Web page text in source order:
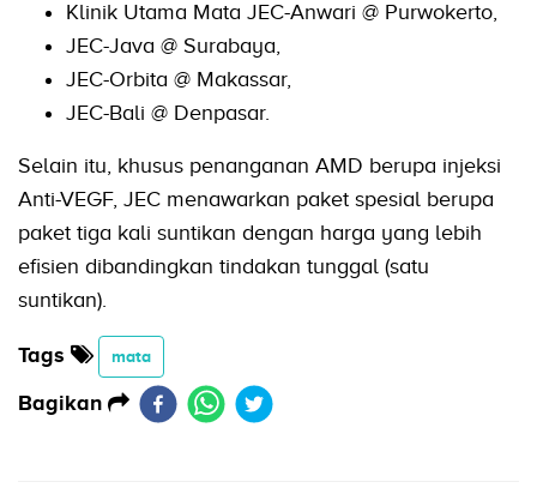
Klinik Utama Mata JEC-Anwari @ Purwokerto,
JEC-Java @ Surabaya,
JEC-Orbita @ Makassar,
JEC-Bali @ Denpasar.
Selain itu, khusus penanganan AMD berupa injeksi
Anti-VEGF, JEC menawarkan paket spesial berupa
paket tiga kali suntikan dengan harga yang lebih
efisien dibandingkan tindakan tunggal (satu
suntikan).
Tags mata
Bagikan